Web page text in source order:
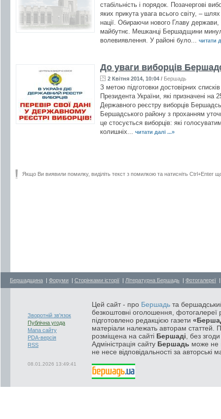
стабільність і порядок. Позачергові
яких прикута увага всього світу, – шлях
нації. Обираючи нового Главу
майбутнє. Мешканці Бершадщини
волевиявлення. У районі було...
читати
До уваги виборців
2 Квітня 2014, 10:04 / Бершадь
З метою підготовки достовірних
Президента України, які призначені на
Державного реєстру виборців
Бершадського району з проханням
це стосується виборців: які
колишніх...
читати далі ...»
Якщо Ви виявили помилку, виділіть текст з помилкою та натисніть Ctrl+Enter
Бершадщина | Форуми | Сторінками історії | Літературна Бершадь | Фотогалереї
Зворотній зв'язок
Публічна угода
Мапа сайту
PDA-версія
RSS
08.01.2026 13:49:41
Цей сайт - про Бершадь та
безкоштовні оголошення, фотогалереї
підготовлено редакцією газети
матеріали належать авторам статтей.
розміщена на сайті Бершаді , без
Адміністрація сайту Бершадь може не
не несе відповідальності за авторські